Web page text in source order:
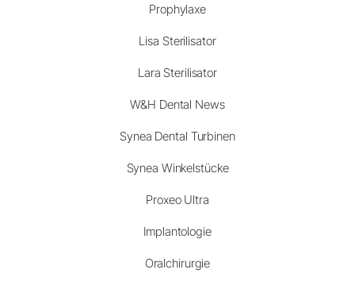
Prophylaxe
Lisa Sterilisator
Lara Sterilisator
W&H Dental News
Synea Dental Turbinen
Synea Winkelstücke
Proxeo Ultra
Implantologie
Oralchirurgie